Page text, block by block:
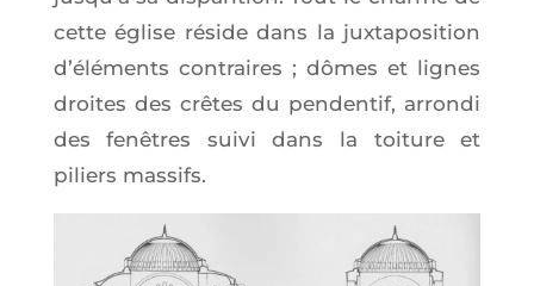
cette église réside dans la jux­ta­po­si­tion
d’élé­ments contraires ; dômes et lignes
droites des crêtes du pen­den­tif, arron­di
des fenêtres sui­vi dans la toi­ture et
piliers massifs.